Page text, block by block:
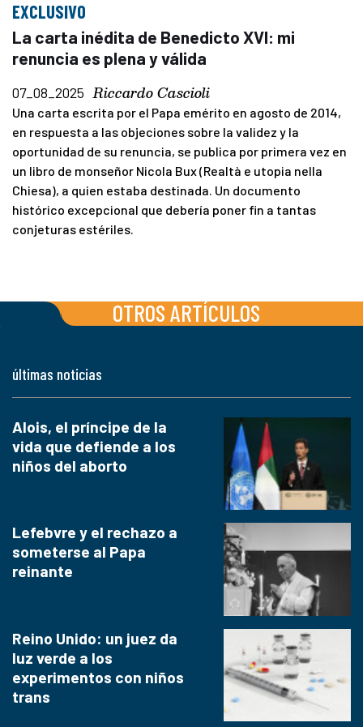
EXCLUSIVO
La carta inédita de Benedicto XVI: mi
renuncia es plena y válida
07_08_2025 Riccardo Cascioli
Una carta escrita por el Papa emérito en agosto de 2014,
en respuesta a las objeciones sobre la validez y la
oportunidad de su renuncia, se publica por primera vez en
un libro de monseñor Nicola Bux (Realtà e utopia nella
Chiesa), a quien estaba destinada. Un documento
histórico excepcional que debería poner fin a tantas
conjeturas estériles.
OTROS ARTÍCULOS
últimas noticias
Alois, el príncipe de la
vida que defiende a los
niños del aborto
Lefebvre y el rechazo a
someterse al Papa
reinante
Reino Unido: un juez da
luz verde a los
experimentos con niños
trans